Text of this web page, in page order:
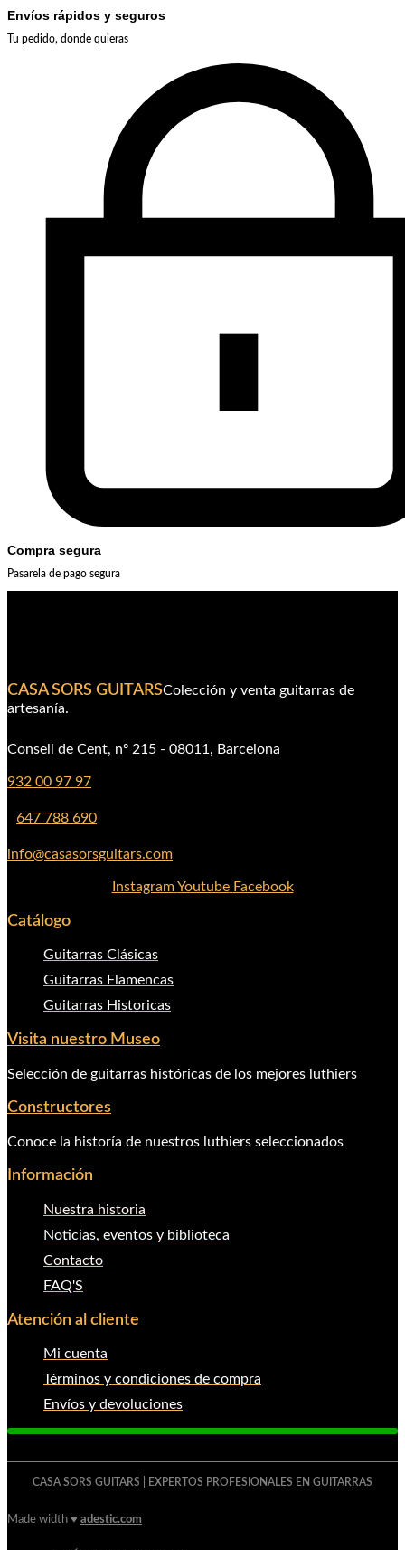
Envíos rápidos y seguros
Tu pedido, donde quieras
Compra segura
Pasarela de pago segura
CASA SORS GUITARSColección y venta guitarras de
artesanía.
Consell de Cent, nº 215 - 08011, Barcelona
932 00 97 97
647 788 690
info@casasorsguitars.com
Instagram Youtube Facebook
Catálogo
Guitarras Clásicas
Guitarras Flamencas
Guitarras Historicas
Visita nuestro Museo
Selección de guitarras históricas de los mejores luthiers
Constructores
Conoce la historía de nuestros luthiers seleccionados
Información
Nuestra historia
Noticias, eventos y biblioteca
Contacto
FAQ'S
Atención al cliente
Mi cuenta
Términos y condiciones de compra
Envíos y devoluciones
CASA SORS GUITARS | EXPERTOS PROFESIONALES EN GUITARRAS
Made width ♥ adestic.com